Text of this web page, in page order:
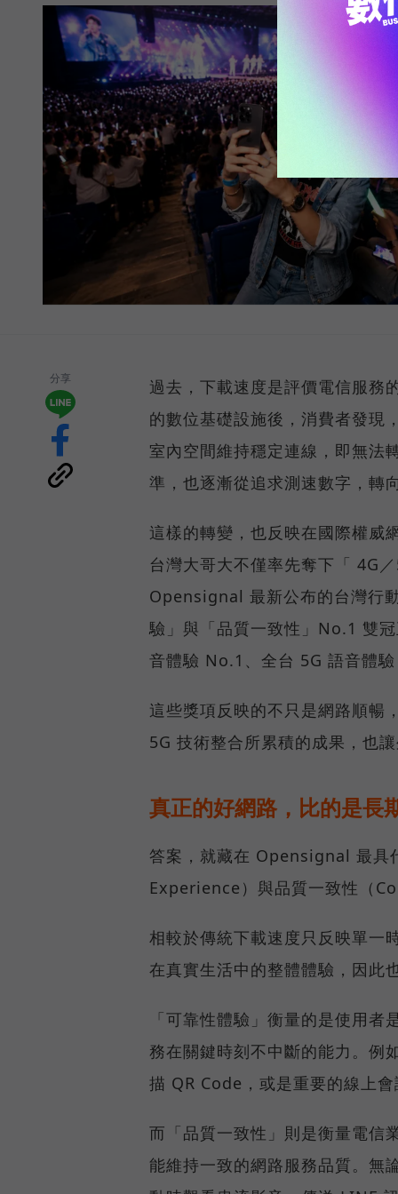
分享
過去，下載速度是評價電信服務
的數位基礎設施後，消費者發現
室內空間維持穩定連線，即無法
準，也逐漸從追求測速數字，轉
這樣的轉變，也反映在國際權
台灣大哥大不僅率先奪下「 4G
Opensignal 最新公布的台灣行
驗」與「品質一致性」No.1 雙
音體驗 No.1、全台 5G 語音體
這些獎項反映的不只是網路順暢
5G 技術整合所累積的成果，也
真正的好網路，比的是長
答案，就藏在 Opensignal 最
Experience）與品質一致性（
相較於傳統下載速度只反映單一
在真實生活中的整體體驗，因此
「可靠性體驗」衡量的是使用
務在關鍵時刻不中斷的能力。例
描 QR Code，或是重要的線上
而「品質一致性」則是衡量電信
能維持一致的網路服務品質。無